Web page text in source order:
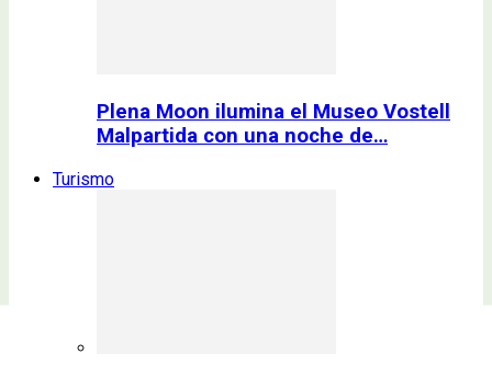
Plena Moon ilumina el Museo Vostell
Malpartida con una noche de…
Turismo